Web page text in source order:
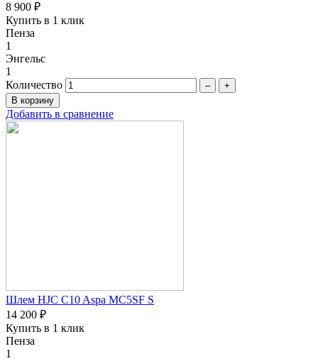
8 900 ₽
Купить в 1 клик
Пенза
1
Энгельс
1
Количество
– +
Добавить в сравнение
Шлем HJC C10 Aspa MC5SF S
14 200 ₽
Купить в 1 клик
Пенза
1